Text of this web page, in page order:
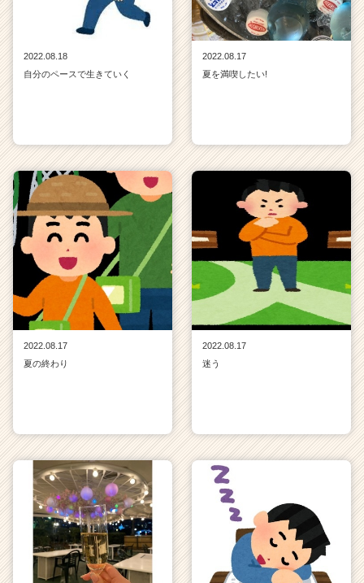
2022.08.18
自分のペースで生きていく
2022.08.17
夏を満喫したい!
2022.08.17
夏の終わり
2022.08.17
迷う